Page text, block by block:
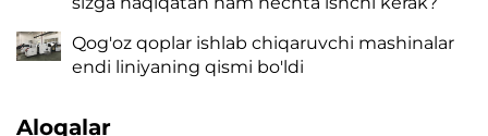
Qog'oz qoplar ishlab chiqaruvchi mashinalar
endi liniyaning qismi bo'ldi
Aloqalar